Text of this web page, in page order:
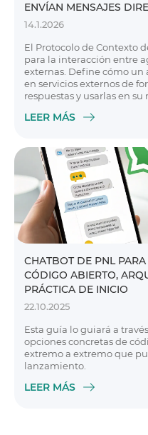
ENVÍAN MENSAJES
14.1.2026
El Protocolo de Contexto
para la interacción entre
externas. Define cómo un
en servicios externos de
respuestas y usarlas en su
LEER MÁS
CHATBOT DE PNL
CÓDIGO ABIERTO,
PRÁCTICA DE INICIO
22.10.2025
Esta guía lo guiará a
opciones concretas de
extremo a extremo que
lanzamiento.
LEER MÁS